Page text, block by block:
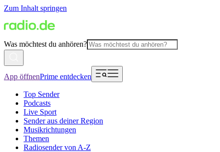
Zum Inhalt springen
Was möchtest du anhören?
App öffnenPrime entdecken
Top Sender
Podcasts
Live Sport
Sender aus deiner Region
Musikrichtungen
Themen
Radiosender von A-Z